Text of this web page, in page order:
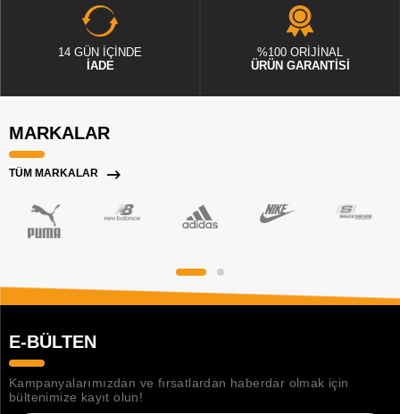
14 GÜN İÇİNDE
İADE
%100 ORİJİNAL
ÜRÜN GARANTİSİ
MARKALAR
TÜM MARKALAR
E-BÜLTEN
Kampanyalarımızdan ve fırsatlardan haberdar olmak için
bültenimize kayıt olun!